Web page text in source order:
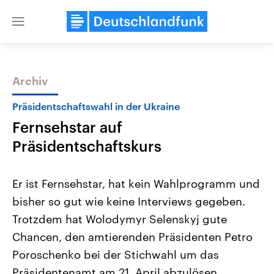
Close
Themen
Landtagswahl Sachsen-Anhalt
2026
Alle Informationen
Sachsen-Anhalt wählt am 6.
September 2026 einen neuen
Landtag. Seit 2021 wird das
Bundesland von einer Koalition aus
USA
Aktuelle Beiträge,
Hintergründe
Wirtschaftlich und
gehören die Vereinigten
den mächtigsten Ländern
mit großem Einfluss auf
Archiv
Präsidentschaftswahl in der Ukraine
Fernsehstar auf
Präsidentschaftskurs
Er ist Fernsehstar, hat kein Wahlprogramm und
bisher so gut wie keine Interviews gegeben.
Trotzdem hat Wolodymyr Selenskyj gute
Chancen, den amtierenden Präsidenten Petro
Poroschenko bei der Stichwahl um das